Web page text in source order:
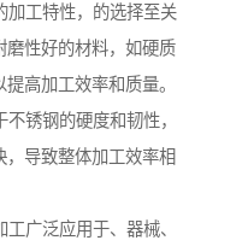
工特性，的选择至关
磨性好的材料，如硬质
高加工效率和质量。
锈钢的硬度和韧性，
导致整体加工效率相
广泛应用于、器械、